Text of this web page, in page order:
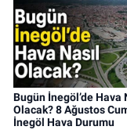
Bugün İnegöl’de Hava
Olacak? 8 Ağustos
İnegöl Hava Durumu